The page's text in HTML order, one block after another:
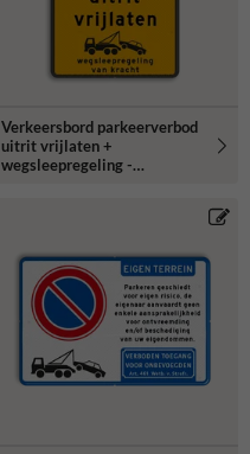
Verkeersbord parkeerverbod
uitrit vrijlaten +
wegsleepregeling -